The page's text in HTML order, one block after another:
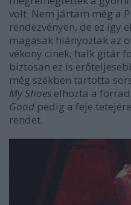
volt. Nem jártam még a
rendezvényen, de ez így
magasak hiányoztak az
vékony cinek, halk gitár
biztosan ez is
még székben tartotta
My Shoes elhozta a
Good pedig a feje
rendet.